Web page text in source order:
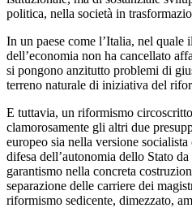
politica, nella società in
In un paese come l’Italia, nel quale
dell’economia non ha cancellato
si pongono anzitutto problemi di
terreno naturale di iniziativa del
E tuttavia, un riformismo
clamorosamente gli altri due
europeo sia nella versione
difesa dell’autonomia dello Stato
garantismo nella concreta
separazione delle carriere dei
riformismo sedicente, dimezzato,